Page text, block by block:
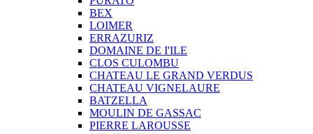
BEX
LOIMER
ERRAZURIZ
DOMAINE DE I'ILE
CLOS CULOMBU
CHATEAU LE GRAND VERDUS
CHATEAU VIGNELAURE
BATZELLA
MOULIN DE GASSAC
PIERRE LAROUSSE